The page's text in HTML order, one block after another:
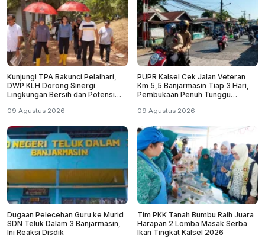
Kunjungi TPA Bakunci Pelaihari,
DWP KLH Dorong Sinergi
Lingkungan Bersih dan Potensi
09 Agustus 2026
PUPR Kalsel Cek Jalan Veteran
Km 5,5 Banjarmasin Tiap 3 Hari,
Pembukaan Penuh Tunggu
09 Agustus 2026
Dugaan Pelecehan Guru ke Murid
SDN Teluk Dalam 3 Banjarmasin,
Ini Reaksi Disdik
Tim PKK Tanah Bumbu Raih Juara
Harapan 2 Lomba Masak Serba
Ikan Tingkat Kalsel 2026